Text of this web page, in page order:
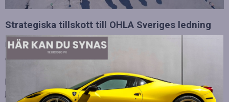
Strategiska tillskott till OHLA Sveriges ledning
Publicerad juli 10, 2026
OHLA Sverige stärker sin ledningsgrupp genom att anställa
Malin Bergman som HR-chef och María Vazquez som
biträdande ekonomichef. Båda började sina nya tjänster den 1
juni 2026 och kommer att…